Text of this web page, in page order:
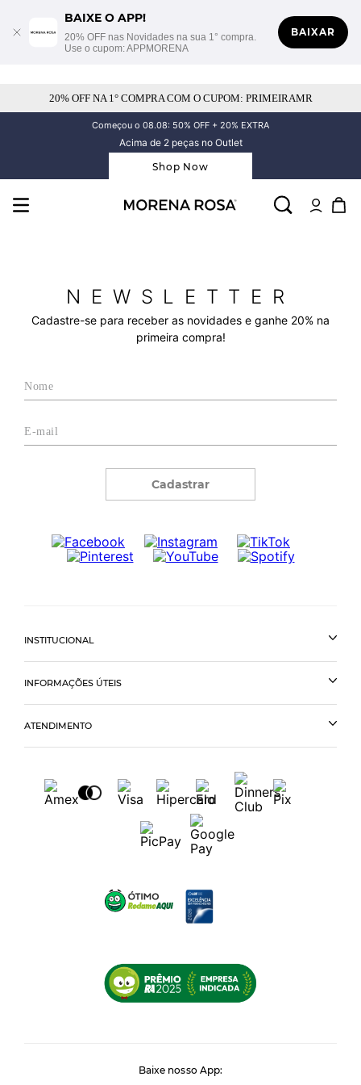
BAIXE O APP!
20% OFF nas Novidades na sua 1° compra.
Use o cupom: APPMORENA
BAIXAR
20% OFF NA 1° COMPRA COM O CUPOM: PRIMEIRAMR
Começou o 08.08: 50% OFF + 20% EXTRA
Acima de 2 peças no Outlet
Shop Now
NEWSLETTER
Cadastre-se para receber as novidades e ganhe 20% na
primeira compra!
Cadastrar
INSTITUCIONAL
INFORMAÇÕES ÚTEIS
ATENDIMENTO
Baixe nosso App: